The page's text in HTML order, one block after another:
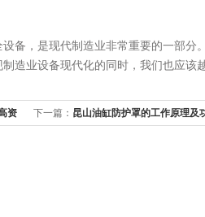
，是现代制造业非常重要的一部分
造业设备现代化的同时，我们也应该
资 下一篇： 昆山油缸防护罩的工作原理及